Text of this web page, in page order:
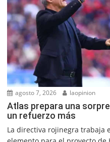
agosto 7, 2026 laopinion
Atlas prepara una
un refuerzo más
La directiva rojinegra trabaja